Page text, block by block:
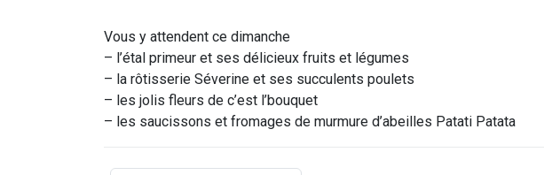
Vous y attendent ce dimanche
– l’étal primeur et ses délicieux fruits et légumes
– la rôtisserie Séverine et ses succulents poulets
– les jolis fleurs de c’est l’bouquet
– les saucissons et fromages de murmure d’abeilles Patati Patata